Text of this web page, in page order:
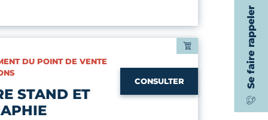
DU POINT DE VENTE
STAND ET
CONSULTER Se faire rappeler